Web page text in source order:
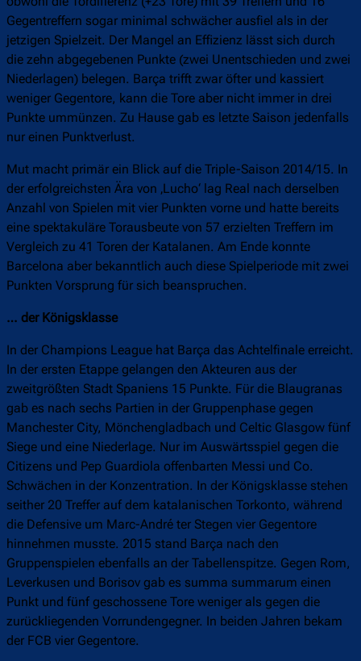
Gegentreffern sogar minimal schwächer ausfiel als in der
jetzigen Spielzeit. Der Mangel an Effizienz lässt sich durch
die zehn abgegebenen Punkte (zwei Unentschieden und zwei
Niederlagen) belegen. Barça trifft zwar öfter und kassiert
weniger Gegentore, kann die Tore aber nicht immer in drei
Punkte ummünzen. Zu Hause gab es letzte Saison jedenfalls
nur einen Punktverlust.
Mut macht primär ein Blick auf die Triple-Saison 2014/15. In
der erfolgreichsten Ära von ‚Lucho‘ lag Real nach derselben
Anzahl von Spielen mit vier Punkten vorne und hatte bereits
eine spektakuläre Torausbeute von 57 erzielten Treffern im
Vergleich zu 41 Toren der Katalanen. Am Ende konnte
Barcelona aber bekanntlich auch diese Spielperiode mit zwei
Punkten Vorsprung für sich beanspruchen.
… der Königsklasse
In der Champions League hat Barça das Achtelfinale erreicht.
In der ersten Etappe gelangen den Akteuren aus der
zweitgrößten Stadt Spaniens 15 Punkte. Für die Blaugranas
gab es nach sechs Partien in der Gruppenphase gegen
Manchester City, Mönchengladbach und Celtic Glasgow fünf
Siege und eine Niederlage. Nur im Auswärtsspiel gegen die
Citizens und Pep Guardiola offenbarten Messi und Co.
Schwächen in der Konzentration. In der Königsklasse stehen
seither 20 Treffer auf dem katalanischen Torkonto, während
die Defensive um Marc-André ter Stegen vier Gegentore
hinnehmen musste. 2015 stand Barça nach den
Gruppenspielen ebenfalls an der Tabellenspitze. Gegen Rom,
Leverkusen und Borisov gab es summa summarum einen
Punkt und fünf geschossene Tore weniger als gegen die
zurückliegenden Vorrundengegner. In beiden Jahren bekam
der FCB vier Gegentore.